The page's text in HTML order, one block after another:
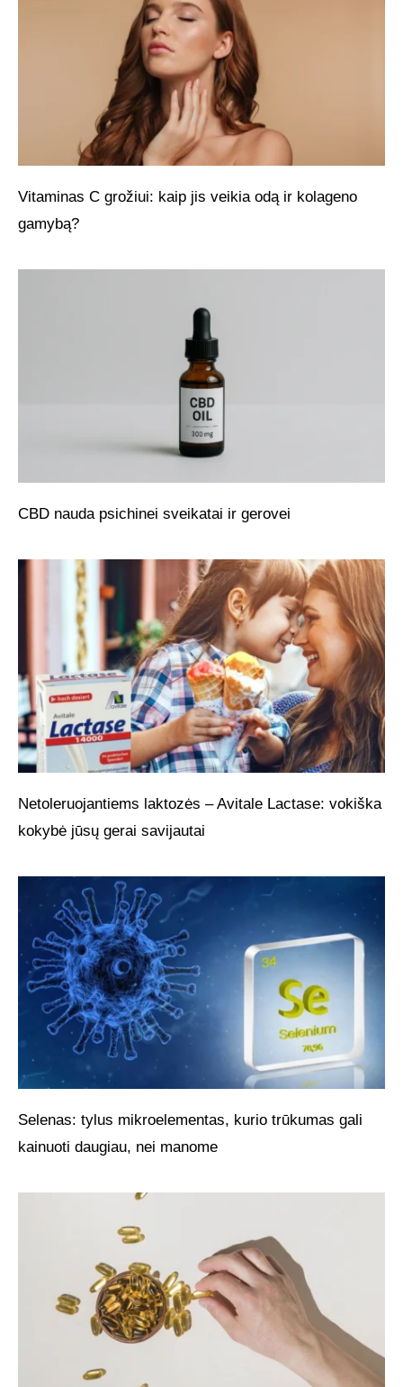
Vitaminas C grožiui: kaip jis veikia odą ir kolageno
gamybą?
CBD nauda psichinei sveikatai ir gerovei
Netoleruojantiems laktozės – Avitale Lactase: vokiška
kokybė jūsų gerai savijautai
Selenas: tylus mikroelementas, kurio trūkumas gali
kainuoti daugiau, nei manome